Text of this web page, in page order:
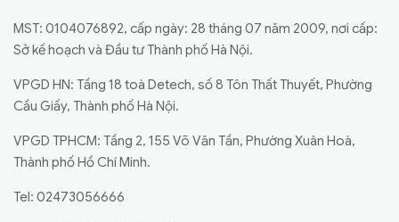
MST: 0104076892, cấp ngày: 28 tháng 07 năm 2009, nơi cấp:
Sở kế hoạch và Đầu tư Thành phố Hà Nội.
VPGD HN: Tầng 18 toà Detech, số 8 Tôn Thất Thuyết, Phường
Cầu Giấy, Thành phố Hà Nội.
VPGD TPHCM: Tầng 2, 155 Võ Văn Tần, Phường Xuân Hoà,
Thành phố Hồ Chí Minh.
Tel: 02473056666